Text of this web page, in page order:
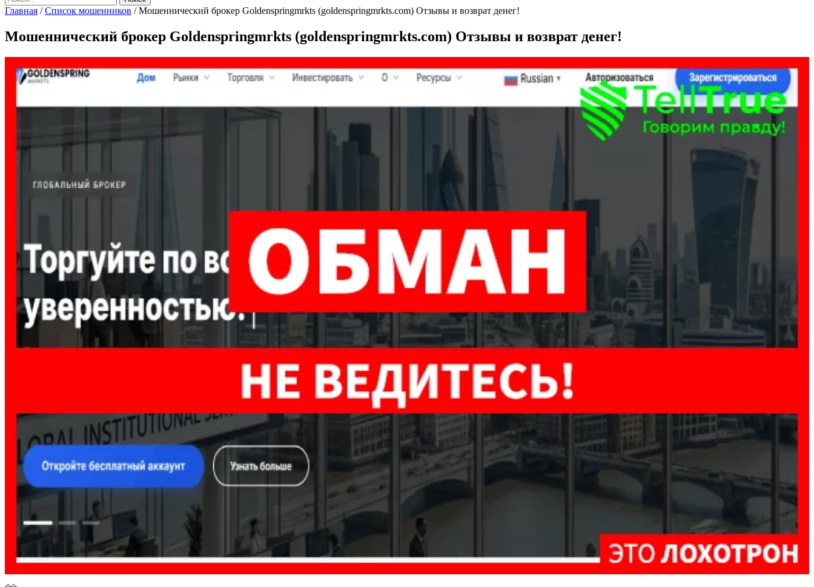
Главная /Список мошенников /Мошеннический брокер Goldenspringmrkts (goldenspringmrkts.com) Отзывы и возврат денег!
Мошеннический брокер Goldenspringmrkts (goldenspringmrkts.com) Отзывы и возврат денег!